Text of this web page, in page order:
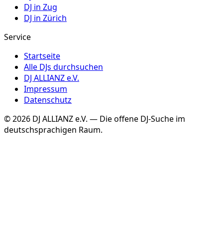
DJ in Zug
DJ in Zürich
Service
Startseite
Alle DJs durchsuchen
DJ ALLIANZ e.V.
Impressum
Datenschutz
©2026 DJ ALLIANZ e.V. — Die offene DJ-Suche im
deutschsprachigen Raum.